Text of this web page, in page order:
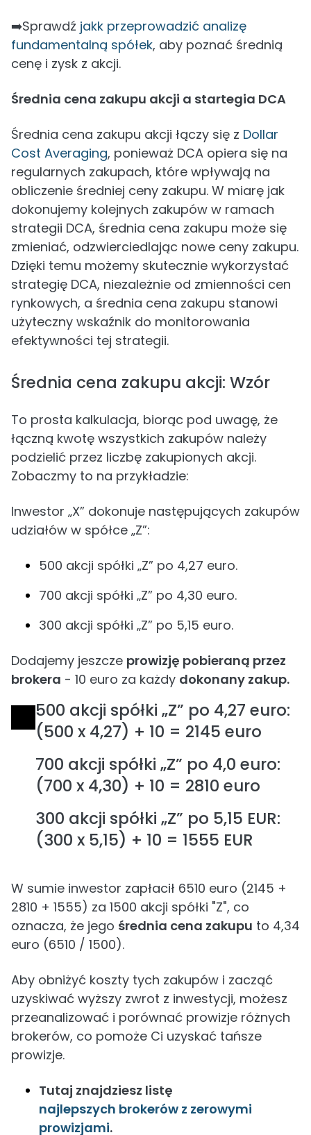
➡️Sprawdź jakk przeprowadzić analizę
fundamentalną spółek, aby poznać średnią
cenę i zysk z akcji.
Średnia cena zakupu akcji a startegia DCA
Średnia cena zakupu akcji łączy się z Dollar
Cost Averaging, ponieważ DCA opiera się na
regularnych zakupach, które wpływają na
obliczenie średniej ceny zakupu. W miarę jak
dokonujemy kolejnych zakupów w ramach
strategii DCA, średnia cena zakupu może się
zmieniać, odzwierciedlając nowe ceny zakupu.
Dzięki temu możemy skutecznie wykorzystać
strategię DCA, niezależnie od zmienności cen
rynkowych, a średnia cena zakupu stanowi
użyteczny wskaźnik do monitorowania
efektywności tej strategii.
Średnia cena zakupu akcji: Wzór
To prosta kalkulacja, biorąc pod uwagę, że
łączną kwotę wszystkich zakupów należy
podzielić przez liczbę zakupionych akcji.
Zobaczmy to na przykładzie:
Inwestor „X” dokonuje następujących zakupów
udziałów w spółce „Z”:
500 akcji spółki „Z” po 4,27 euro.
700 akcji spółki „Z” po 4,30 euro.
300 akcji spółki „Z” po 5,15 euro.
Dodajemy jeszcze prowizję pobieraną przez
brokera - 10 euro za każdy dokonany zakup.
500 akcji spółki „Z” po 4,27 euro:
(500 x 4,27) + 10 = 2145 euro
700 akcji spółki „Z” po 4,0 euro:
(700 x 4,30) + 10 = 2810 euro
300 akcji spółki „Z” po 5,15 EUR:
(300 x 5,15) + 10 = 1555 EUR
W sumie inwestor zapłacił 6510 euro (2145 +
2810 + 1555) za 1500 akcji spółki "Z", co
oznacza, że ​​jego średnia cena zakupu to 4,34
euro (6510 / 1500).
Aby obniżyć koszty tych zakupów i zacząć
uzyskiwać wyższy zwrot z inwestycji, możesz
przeanalizować i porównać prowizje różnych
brokerów, co pomoże Ci uzyskać tańsze
prowizje.
Tutaj znajdziesz listę
najlepszych brokerów z zerowymi
prowizjami.